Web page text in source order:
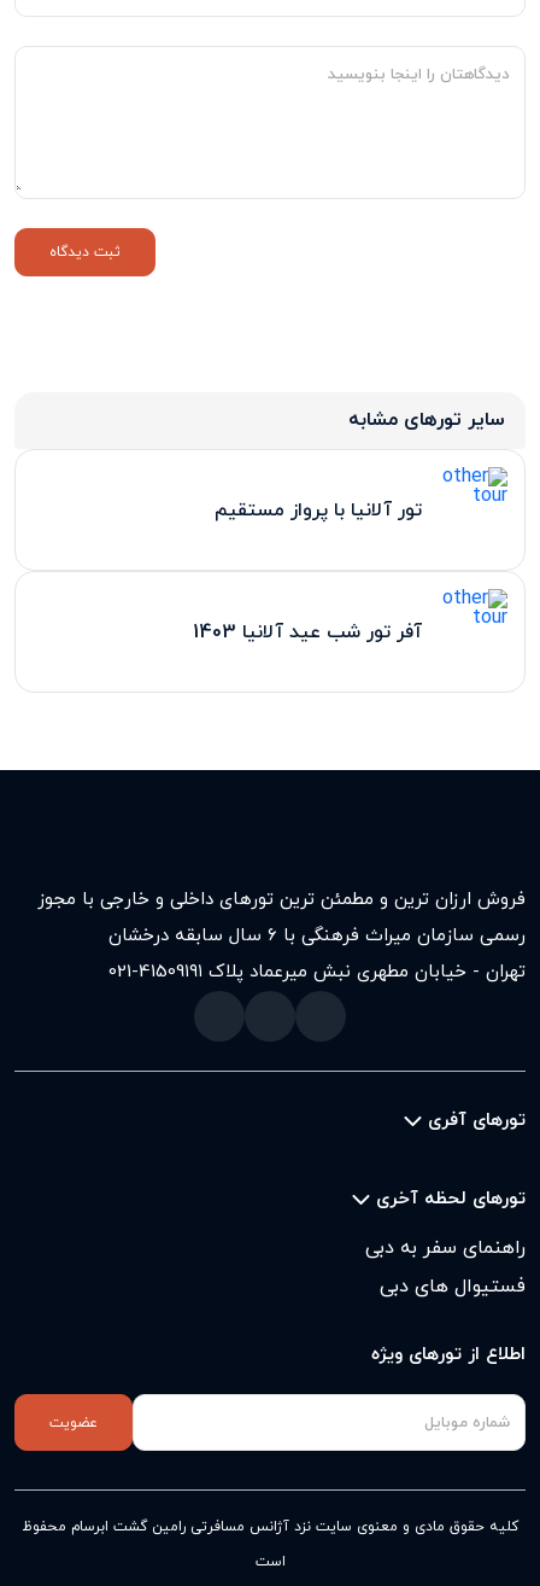
سایر تورهای مشابه
تور آلانیا با پرواز مستقیم
آفر تور شب عید آلانیا 1403
فروش ارزان ترین و مطمئن ترین تورهای داخلی و خارجی با مجوز
رسمی سازمان میراث فرهنگی با ۶ سال سابقه درخشان
تهران - خیابان مطهری نبش میرعماد پلاک ۱۹۱
021-41509
تورهای آفری
تورهای لحظه آخری
راهنمای سفر به دبی
فستیوال های دبی
اطلاع از تورهای ویژه
عضویت
کلیه حقوق مادی و معنوی سایت نزد آژانس مسافرتی رامین گشت ابرسام محفوظ
است